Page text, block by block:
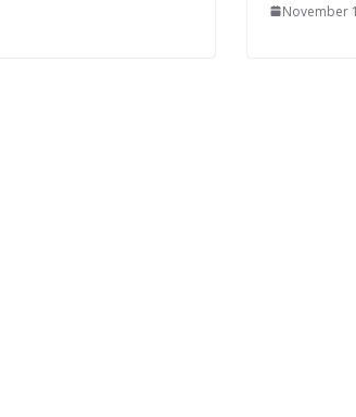
November